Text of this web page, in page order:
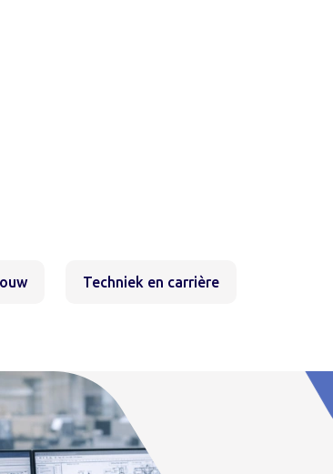
Techniek en carrière